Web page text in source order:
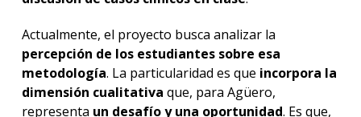
Actualmente, el proyecto busca analizar la
percepción de los estudiantes sobre esa
metodología. La particularidad es que incorpora la
dimensión cualitativa que, para Agüero,
representa un desafío y una oportunidad. Es que,